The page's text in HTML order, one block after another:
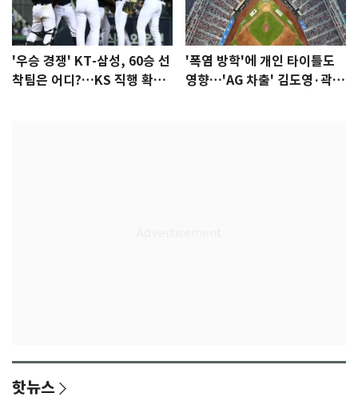
'우승 경쟁' KT-삼성, 60승 선
착팀은 어디?…KS 직행 확률
'폭염 방학'에 개인 타이틀도
영향…'AG 차출' 김도영·곽빈
핫뉴스